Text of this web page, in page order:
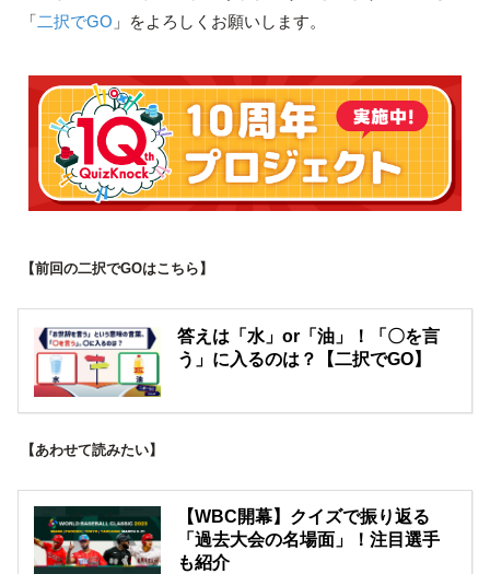
「二択でGO 」をよろしくお願いします。
【前回の二択でGOはこちら】
答えは「水」or「油」！「〇を言
う」に入るのは？【二択でGO】
【あわせて読みたい】
【WBC開幕】クイズで振り返る
「過去大会の名場面」！注目選手
も紹介